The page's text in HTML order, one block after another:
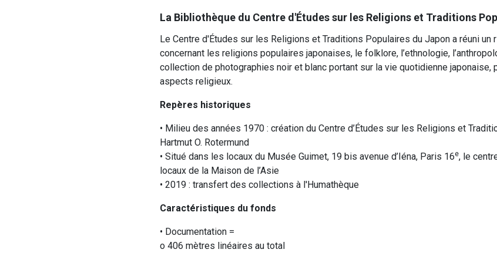
La Bibliothèque du Centre d'Études sur les Religions et Traditions
Le Centre d'Études sur les Religions et Traditions Populaires du Japon a réuni un
concernant les religions populaires japonaises, le folklore, l’ethnologie,
collection de photographies noir et blanc portant sur la vie quotidienne japonaise,
aspects religieux.
Repères historiques
• Milieu des années 1970 : création du Centre d’Études sur les Religions et
Hartmut O. Rotermund
• Situé dans les locaux du Musée Guimet, 19 bis avenue d’Iéna, Paris 16e, le
locaux de la Maison de l’Asie
• 2019 : transfert des collections à l'Humathèque
Caractéristiques du fonds
• Documentation =
o 406 mètres linéaires au total